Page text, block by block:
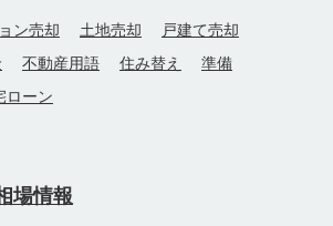
ン売却 土地売却
戸建て売却
不動産用語 住み替え
準備
ローン
場情報